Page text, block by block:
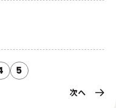
5
次へ